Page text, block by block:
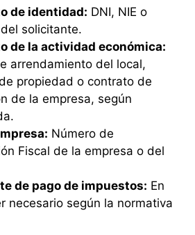
de identidad: DNI, NIE o
solicitante.
de la actividad económica:
arrendamiento del local,
propiedad o contrato de
de la empresa, según
Número de
Fiscal de la empresa o del
de pago de impuestos: En
necesario según la normativa